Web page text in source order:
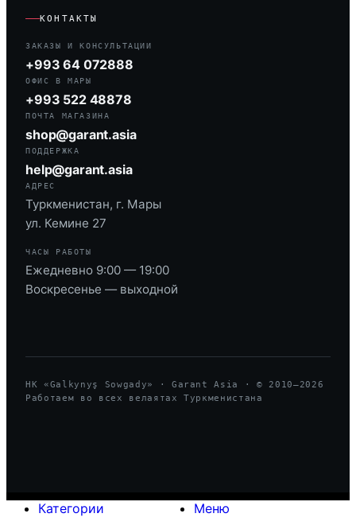
КОНТАКТЫ
ЗАКАЗЫ И КОНСУЛЬТАЦИИ
+993 64 072888
ОФИС В МАРЫ
+993 522 48878
ПОЧТА МАГАЗИНА
shop@garant.asia
ПОДДЕРЖКА
help@garant.asia
АДРЕС
Туркменистан, г. Мары
ул. Кемине 27
ЧАСЫ РАБОТЫ
Ежедневно 9:00 — 19:00
Воскресенье — выходной
HK «Galkynyş Sowgady» · Garant Asia · © 2010—2026
Работаем во всех велаятах Туркменистана
Меню
Категории